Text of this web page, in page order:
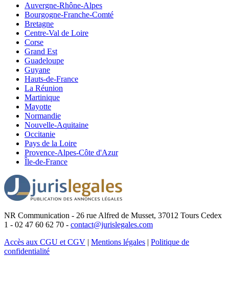
Auvergne-Rhône-Alpes
Bourgogne-Franche-Comté
Bretagne
Centre-Val de Loire
Corse
Grand Est
Guadeloupe
Guyane
Hauts-de-France
La Réunion
Martinique
Mayotte
Normandie
Nouvelle-Aquitaine
Occitanie
Pays de la Loire
Provence-Alpes-Côte d'Azur
Île-de-France
NR Communication - 26 rue Alfred de Musset, 37012 Tours Cedex
1 - 02 47 60 62 70 - contact@jurislegales.com
Accès aux CGU et CGV | Mentions légales | Politique de
confidentialité